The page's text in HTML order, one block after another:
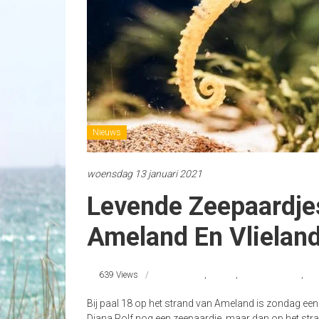
Nieuws
woensdag 13 januari 2021
Levende
Ameland En Vlieland
639 Views , , ,
Bij paal 18 op het strand van Ameland is zondag